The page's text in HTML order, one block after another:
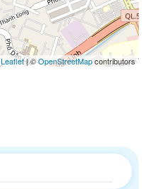
Leaflet| ©OpenStreetMapcontributors